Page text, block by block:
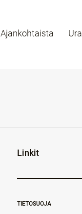
Ajankohtaista Ura
Linkit
TIETOSUOJA